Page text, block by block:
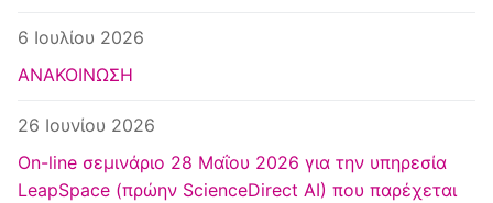
6 Ιουλίου 2026
ΑΝΑΚΟΙΝΩΣΗ
26 Ιουνίου 2026
Οn-line σεμινάριο 28 Μαΐου 2026 για την υπηρεσία
LeapSpace (πρώην ScienceDirect AI) που παρέχεται